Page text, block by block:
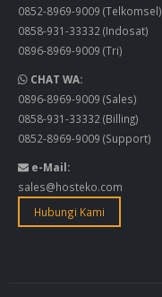
0852-8969-9009 (Telkomsel)
0858-931-33332 (Indosat)
0896-8969-9009 (Tri)
CHAT WA:
0896-8969-9009 (Sales)
0858-931-33332 (Billing)
0852-8969-9009 (Support)
e-Mail:
sales@hosteko.com
Hubungi Kami